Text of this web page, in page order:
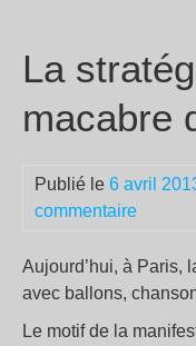
La
macabre
Publié le 6 avril
commentaire
Aujourd’hui, à Paris,
avec ballons,
Le motif de la